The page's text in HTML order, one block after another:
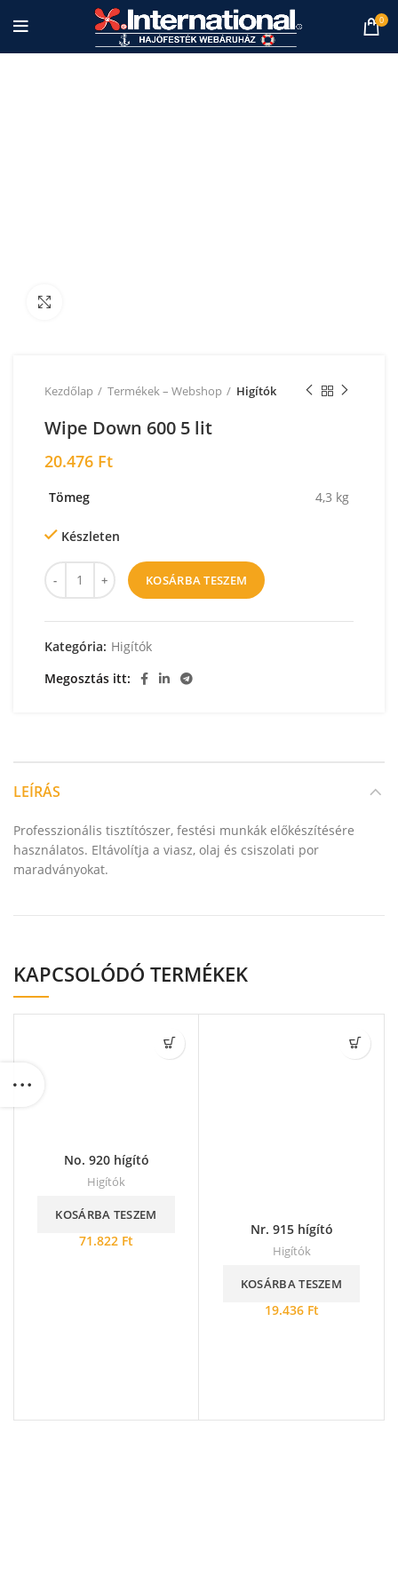
0
Kezdőlap Termékek – Webshop Higítók
Wipe Down 600 5 lit
20.476 Ft
Tömeg 4,3 kg
Készleten
KOSÁRBA TESZEM
Kategória: Higítók
Megosztás itt
LEÍRÁS
Professzionális tisztítószer, festési munkák előkészítésére
használatos. Eltávolítja a viasz, olaj és csiszolati por
maradványokat.
KAPCSOLÓDÓ TERMÉKEK
No. 920 hígító
Higítók
71.822 Ft
KOSÁRBA TESZEM
Nr. 915 hígító
Higítók
19.436 Ft
KOSÁRBA TESZEM